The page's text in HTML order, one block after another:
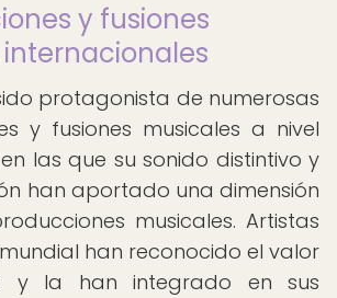
y fusiones
protagonista de numerosas
y fusiones musicales a nivel
las que su sonido distintivo y
han aportado una dimensión
musicales. Artistas
han reconocido el valor
y la han integrado en sus